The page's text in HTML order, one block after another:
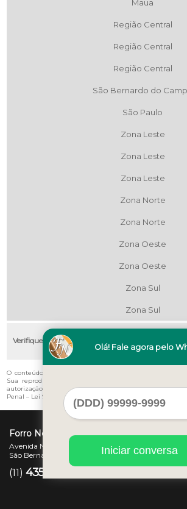
Maua
Região Central
Região Central
Região Central
São Bernardo do
São Paulo
Zona Leste
Zona Leste
Zona Leste
Zona Norte
Zona Norte
Zona Oeste
Zona Oeste
Zona Sul
Zona Sul
Verifique as regiões que atendemos
O conteúdo do texto "
Sua reprodução, parcial ou total, mesmo citando
autorização do autor. Crime de violação de direito
Penal – Lei 9610/98 - Lei de direitos autorais
Forro Novo
Avenida Newton Monteiro de Andrade, 45 - Centro
São Bernardo do Campo - SP - CEP: 09725-370
(11) 4357-3007
Olá! Fale agora pelo
Iniciar conversa